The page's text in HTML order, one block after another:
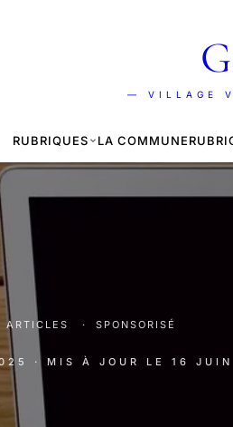
— VILLAGE
RUBRIQUES LA COMMUNE
ARTICLES · SPONSORISÉ
· MIS À JOUR LE 16